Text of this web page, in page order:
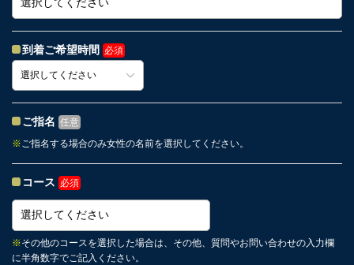
到着ご希望時間 必須
ご指名 任意
※ご指名する場合のみ女性の名前を選択してください。
コース 必須
※その他のコースを選択した場合は、その他、質問やお問い合わせの入力欄
に半角数字でご記入ください。